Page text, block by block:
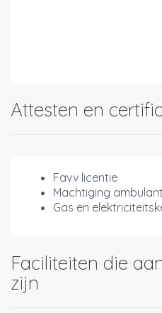
Attesten en
Favv licentie
Machtiging
Gas en
Faciliteiten die
zijn